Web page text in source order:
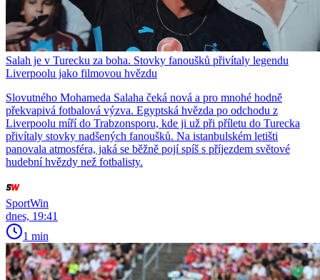
Salah je v Turecku za boha. Stovky fanoušků přivítaly legendu
Liverpoolu jako filmovou hvězdu
Slovutného Mohameda Salaha čeká nová a pro mnohé hodně
překvapivá fotbalová výzva. Egyptská hvězda po odchodu z
Liverpoolu míří do Trabzonsporu, kde ji už při příletu do Turecka
přivítaly stovky nadšených fanoušků. Na istanbulském letišti
panovala atmosféra, jaká se běžně pojí spíš s příjezdem světové
hudební hvězdy než fotbalisty.
SportWin
dnes, 19:41
1 min